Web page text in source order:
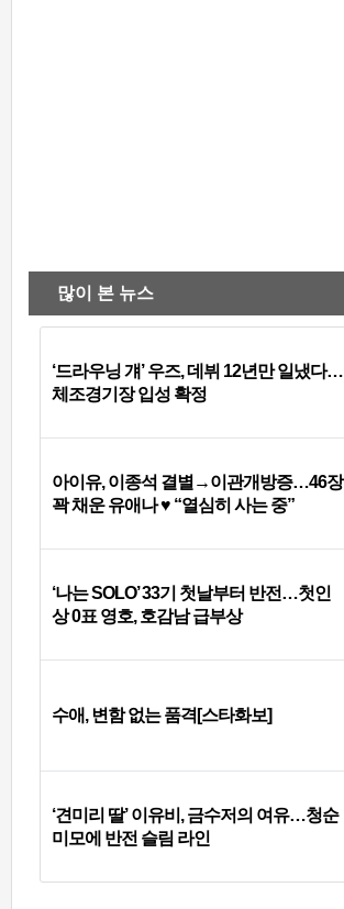
많이 본 뉴스
‘드라우닝 걔’ 우즈, 데뷔 12년만 일냈다…
체조경기장 입성 확정
아이유, 이종석 결별→이관개방증…46장
꽉 채운 유애나 ♥ “열심히 사는 중”
‘나는 SOLO’ 33기 첫날부터 반전…첫인
상 0표 영호, 호감남 급부상
수애, 변함 없는 품격[스타화보]
‘견미리 딸’ 이유비, 금수저의 여유…청순
미모에 반전 슬림 라인